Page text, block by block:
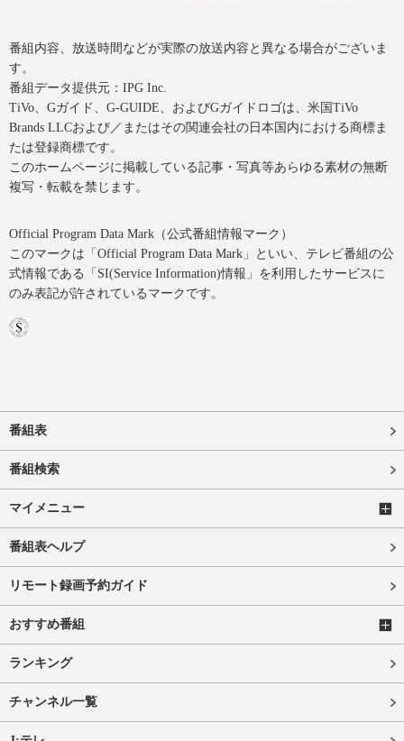
番組内容、放送時間などが実際の放送内容と異なる場合がございま
す。
番組データ提供元：IPG Inc.
TiVo、Gガイド、G-GUIDE、およびGガイドロゴは、米国TiVo
Brands LLCおよび／またはその関連会社の日本国内における商標ま
たは登録商標です。
このホームページに掲載している記事・写真等あらゆる素材の無断
複写・転載を禁じます。
Official Program Data Mark（公式番組情報マーク）
このマークは「Official Program Data Mark」といい、テレビ番組の公
式情報である「SI(Service Information)情報」を利用したサービスに
のみ表記が許されているマークです。
番組表
番組検索
マイメニュー
番組表ヘルプ
リモート録画予約ガイド
おすすめ番組
ランキング
チャンネル一覧